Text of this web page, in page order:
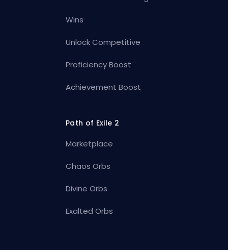
Wins
Unlock Competitive
Proficiency Boost
Achievement Boost
Path of Exile 2
Marketplace
Chaos Orbs
Divine Orbs
Exalted Orbs